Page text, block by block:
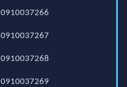
0910037266
0910037267
0910037268
0910037269